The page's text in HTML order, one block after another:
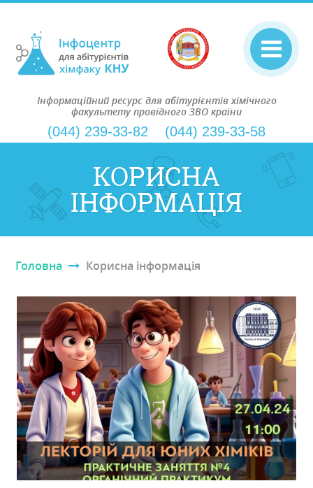
(044) 239-33-82 (044) 239-33-58
Інформаційний ресурс для абітурієнтів хімічного
факультету провідного ЗВО країни
КОРИСНА
ІНФОРМАЦІЯ
Головна Корисна інформація